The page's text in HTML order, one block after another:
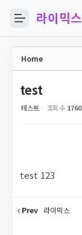
라이믹
Home
test
테스트 조회 수 1760
test 123
Prev 라이믹스